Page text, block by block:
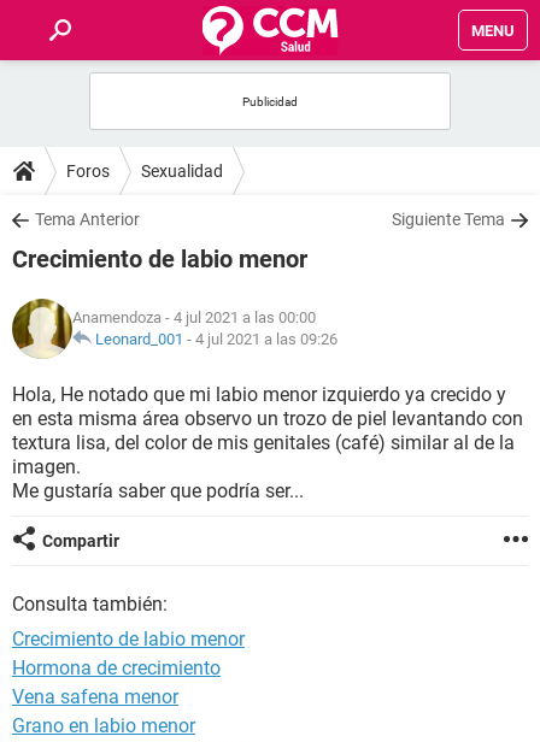
MENU
FOROS
SALUD
NUTRICIÓN
BIENESTAR
SEXUALIDAD
GLOSARIO
Foros Sexualidad
Tema Anterior Siguiente Tema
Crecimiento de labio menor
Anamendoza - 4 jul 2021 a las 00:00
Leonard_001 - 4 jul 2021 a las 09:26
Hola, He notado que mi labio menor izquierdo ya crecido y
en esta misma área observo un trozo de piel levantando con
textura lisa, del color de mis genitales (café) similar al de la
imagen.
Me gustaría saber que podría ser...
Compartir
Consulta también:
Crecimiento de labio menor
Hormona de crecimiento
Vena safena menor
Grano en labio menor